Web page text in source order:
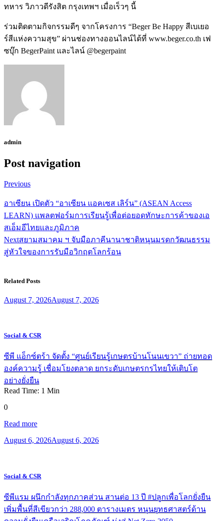
ทหาร วิภาวดีรังสิต กรุงเทพฯ เมื่อเร็วๆ นี้
ร่วมติดตามกิจกรรมดีๆ จากโครงการ “Beger Be Happy สีเบเยอ
ร์สีแห่งความสุข” ผ่านช่องทางออนไลน์ได้ที่ www.beger.co.th เฟ
ซบุ๊ก BegerPaint และไลน์ @begerpaint
admin
Post navigation
Previous
อาเซียน เปิดตัว “อาเซียน แอคเซส เลิร์น” (ASEAN Access
LEARN) แพลตฟอร์มการเรียนรู้เพื่อต่อยอดทักษะการค้าของเอ
สเอ็มอีไทยและภูมิภาค
Nextสยามสมาคม ฯ จับมือภาคีนานาชาติหนุนมรดกวัฒนธรรม
สู่หัวใจของการรับมือวิกฤตโลกร้อน
Related Posts
August 7, 2026August 7, 2026
Social & CSR
ซีพี แอ็กซ์ตร้า จัดตั้ง “ศูนย์เรียนรู้เกษตรบ้านโนนเขวา” ถ่ายทอด
องค์ความรู้ เชื่อมโยงตลาด ยกระดับเกษตรกรไทยให้เติบโต
อย่างยั่งยืน
Read Time: 1 Min
0
Read more
August 6, 2026August 6, 2026
Social & CSR
ซีพีแรม ผนึกกำลังทุกภาคส่วน สานต่อ 13 ปี #ปลูกเพื่อโลกยั่งยืน
เพิ่มพื้นที่สีเขียวกว่า 288,000 ตารางเมตร หนุนยุทธศาสตร์ด้าน